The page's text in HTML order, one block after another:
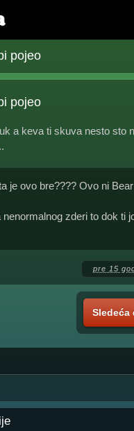
pojeo
pojeo
a keva ti skuva nesto sto
je ovo bre???? Ovo ni
zderi to dok ti
pre 15
Sledeća